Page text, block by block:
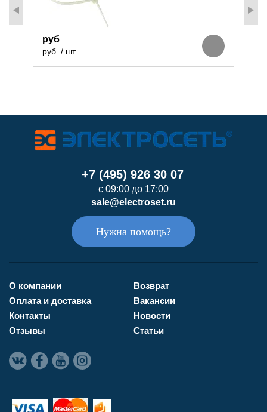
руб
руб. / шт
+7 (495) 926 30 07
с 09:00 до 17:00
sale@electroset.ru
Нужна помощь?
О компании
Оплата и доставка
Контакты
Отзывы
Возврат
Вакансии
Новости
Статьи